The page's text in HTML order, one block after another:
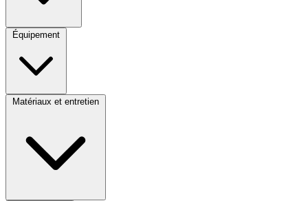
Équipement
Matériaux et entretien